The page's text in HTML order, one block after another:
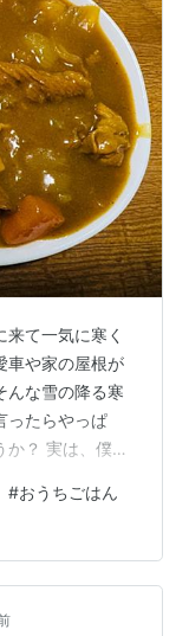
て一気に寒く
車や家の屋根が
んな雪の降る寒
ったらやっぱ
か？ 実は、僕の
が変わりに家
しているので
となって作って
記のような感じ
た材料でカレ
#おうちごはん